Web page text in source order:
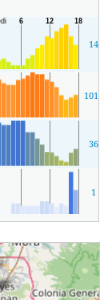
14
1019
36
1